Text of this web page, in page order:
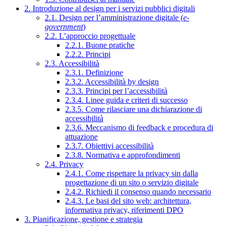
2. Introduzione al design per i servizi pubblici digitali
2.1. Design per l’amministrazione digitale (e-
government)
2.2. L’approccio progettuale
2.2.1. Buone pratiche
2.2.2. Principi
2.3. Accessibilità
2.3.1. Definizione
2.3.2. Accessibilità by design
2.3.3. Principi per l’accessibilità
2.3.4. Linee guida e criteri di successo
2.3.5. Come rilasciare una dichiarazione di
accessibilità
2.3.6. Meccanismo di feedback e procedura di
attuazione
2.3.7. Obiettivi accessibilità
2.3.8. Normativa e approfondimenti
2.4. Privacy
2.4.1. Come rispettare la privacy sin dalla
progettazione di un sito o servizio digitale
2.4.2. Richiedi il consenso quando necessario
2.4.3. Le basi del sito web: architettura,
informativa privacy, riferimenti DPO
3. Pianificazione, gestione e strategia